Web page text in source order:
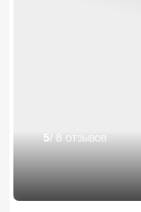
5/ 8 отзывов